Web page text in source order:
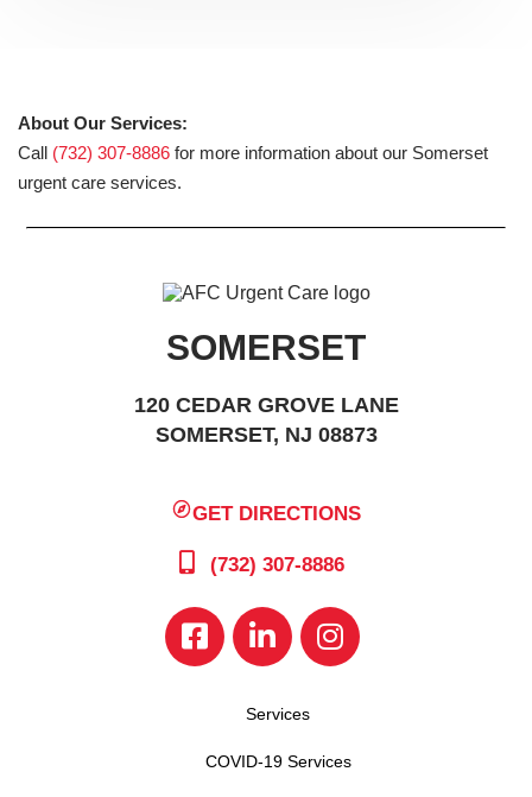
About Our Services:
Call (732) 307-8886 for more information about our Somerset
urgent care services.
SOMERSET
120 CEDAR GROVE LANE
SOMERSET, NJ 08873
GET DIRECTIONS
(732) 307-8886
Services
COVID-19 Services